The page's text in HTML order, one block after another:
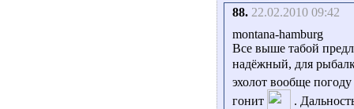
88. 22.02.2010 09:42
montana-hamburg
Все выше табой
надёжный, для
эхолот вообще
гонит
.